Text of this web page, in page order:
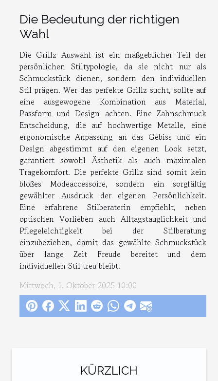
KÜRZLICH
Die Bedeutung der richtigen
Wahl
Die Grillz Auswahl ist ein maßgeblicher Teil der
persönlichen Stiltypologie, da sie nicht nur als
Schmuckstück dienen, sondern den individuellen
Stil prägen. Wer das perfekte Grillz sucht, sollte auf
eine ausgewogene Kombination aus Material,
Passform und Design achten. Eine Zahnschmuck
Entscheidung, die auf hochwertige Metalle, eine
ergonomische Anpassung an das Gebiss und ein
Design abgestimmt auf den eigenen Look setzt,
garantiert sowohl Ästhetik als auch maximalen
Tragekomfort. Die perfekte Grillz sind somit kein
bloßes Modeaccessoire, sondern ein sorgfältig
gewählter Ausdruck der eigenen Persönlichkeit.
Eine erfahrene Stilberaterin empfiehlt, neben
optischen Vorlieben auch Alltagstauglichkeit und
Pflegeleichtigkeit bei der Stilberatung
einzubeziehen, damit das gewählte Schmuckstück
über lange Zeit Freude bereitet und dem
individuellen Stil treu bleibt.
Mittwoch, 1. Oktober 2025 10:00